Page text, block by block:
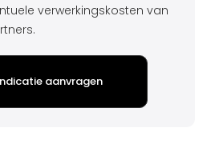
verwerkingskosten van
aanvragen